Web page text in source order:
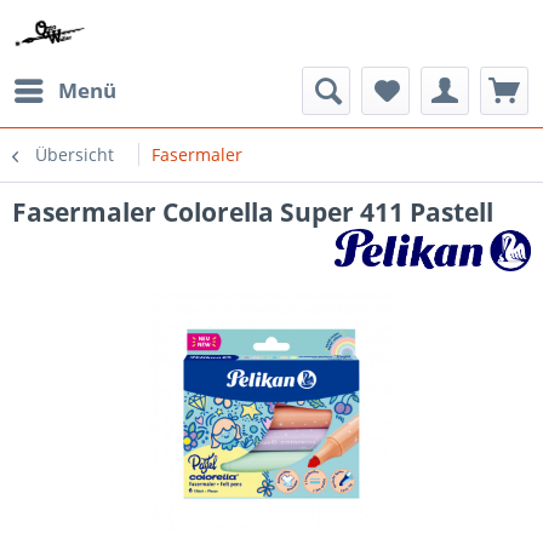
Menü
Übersicht Fasermaler
Fasermaler Colorella Super 411 Pastell